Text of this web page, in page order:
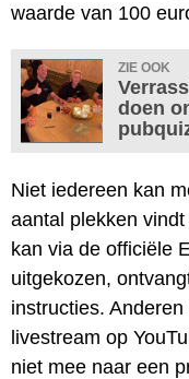
waarde van 100
ZIE OOK
doen
Niet iedereen kan
aantal plekken
kan via de officiële
uitgekozen,
instructies.
livestream op
niet mee naar een